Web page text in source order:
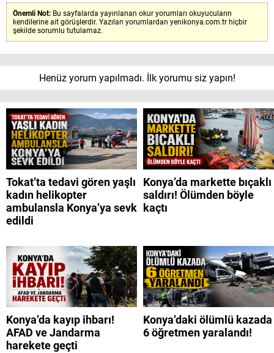
Önemli Not: Bu sayfalarda yayınlanan okur yorumları okuyucuların
kendilerine ait görüşlerdir. Yazılan yorumlardan yenikonya.com.tr hiçbir
şekilde sorumlu tutulamaz.
Henüz yorum yapılmadı. İlk yorumu siz yapın!
Tokat’ta tedavi gören yaşlı
kadın helikopter
ambulansla Konya’ya sevk
edildi
Konya’da markette bıçaklı
saldırı! Ölümden böyle
kaçtı
Konya’da kayıp ihbarı!
AFAD ve Jandarma
harekete geçti
Konya’daki ölümlü kazada
6 öğretmen yaralandı!